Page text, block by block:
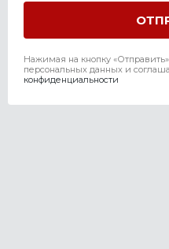
Нажимая на кнопку
персональных данных и
конфиденциальности